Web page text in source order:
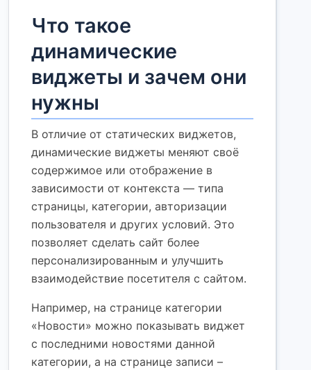
Что такое
динамические
виджеты и зачем они
нужны
В отличие от статических виджетов,
динамические виджеты меняют своё
содержимое или отображение в
зависимости от контекста — типа
страницы, категории, авторизации
пользователя и других условий. Это
позволяет сделать сайт более
персонализированным и улучшить
взаимодействие посетителя с сайтом.
Например, на странице категории
«Новости» можно показывать виджет
с последними новостями данной
категории, а на странице записи –